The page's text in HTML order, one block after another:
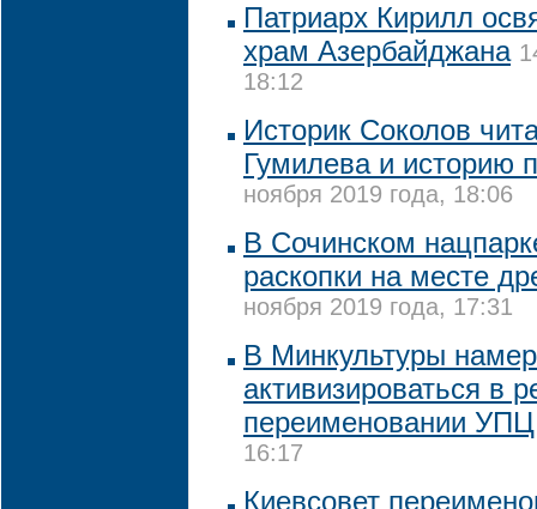
Патриарх Кирилл
храм Азербайджана
18:12
Историк Соколов
Гумилева и историю
ноября 2019 года, 18:06
В Сочинском
раскопки на месте
ноября 2019 года, 17:31
В Минкультуры
активизироваться в
переименовании УПЦ
16:17
Киевсовет